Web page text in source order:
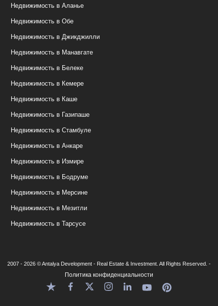
Недвижимость в Аланье
Недвижимость в Обе
Недвижимость в Джикджилли
Недвижимость в Манавгате
Недвижимость в Белеке
Недвижимость в Кемере
Недвижимость в Каше
Недвижимость в Газипаше
Недвижимость в Стамбуле
Недвижимость в Анкаре
Недвижимость в Измире
Недвижимость в Бодруме
Недвижимость в Мерсине
Недвижимость в Мезитли
Недвижимость в Тарсусе
2007 - 2026 © Antalya Development - Real Estate & Investment. All Rights Reserved. -
Политика конфиденциальности